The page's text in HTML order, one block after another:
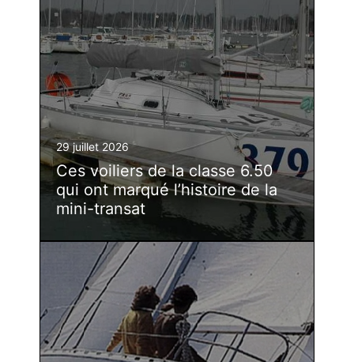
29 juillet 2026
Ces voiliers de la classe 6.50
qui ont marqué l’histoire de la
mini-transat